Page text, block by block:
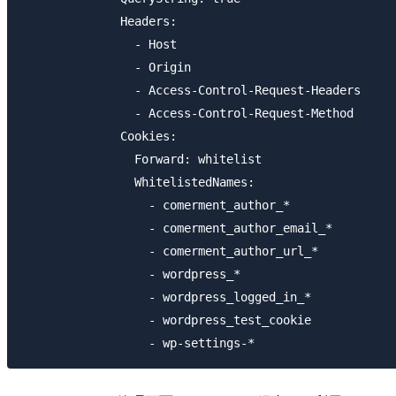
              Headers:
                - Host
                - Origin
                - Access-Control-Request-Headers
                - Access-Control-Request-Method
              Cookies:
                Forward: whitelist
                WhitelistedNames:
                  - comerment_author_*
                  - comerment_author_email_*
                  - comerment_author_url_*
                  - wordpress_*
                  - wordpress_logged_in_*
                  - wordpress_test_cookie